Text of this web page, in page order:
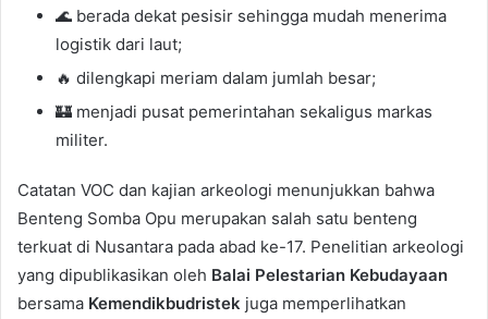
🌊 berada dekat pesisir sehingga mudah menerima
logistik dari laut;
🔥 dilengkapi meriam dalam jumlah besar;
🏰 menjadi pusat pemerintahan sekaligus markas
militer.
Catatan VOC dan kajian arkeologi menunjukkan bahwa
Benteng Somba Opu merupakan salah satu benteng
terkuat di Nusantara pada abad ke-17. Penelitian arkeologi
yang dipublikasikan oleh Balai Pelestarian Kebudayaan
bersama Kemendikbudristek juga memperlihatkan